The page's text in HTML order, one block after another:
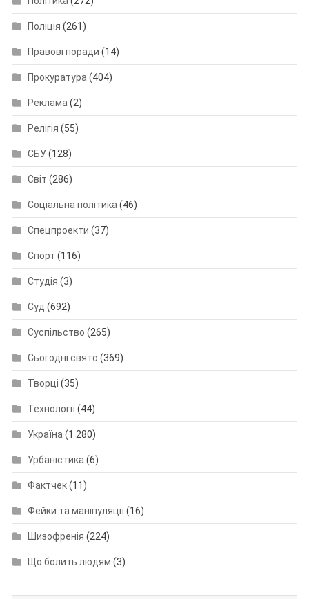
Поліція (261)
Правові поради (14)
Прокуратура (404)
Реклама (2)
Релігія (55)
СБУ(128)
Світ (286)
Соціальна політика (46)
Спецпроекти (37)
Спорт (116)
Студія (3)
Суд (692)
Суспільство (265)
Сьогодні свято (369)
Творці (35)
Технології(44)
Україна (1 280)
Урбаністика (6)
Фактчек(11)
Фейки та маніпуляції(16)
Шизофренія (224)
Що болить людям (3)